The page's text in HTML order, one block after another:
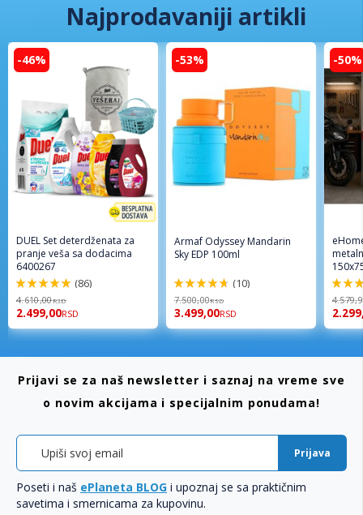
Najprodavaniji artikli
-46%
DUEL Set deterdženata za
pranje veša sa dodacima
6400267
98%
(86)
4.610,00RSD
2.499,00RSD
-53%
Armaf Odyssey Mandarin
Sky EDP 100ml
94%
(10)
7.500,00RSD
3.499,00RSD
-50%
96%
Prijavi se za naš newsletter i saznaj na vreme sve
o novim akcijama i specijalnim ponudama!
Prijava
Poseti i naš ePlaneta BLOG i upoznaj se sa praktičnim
savetima i smernicama za kupovinu.